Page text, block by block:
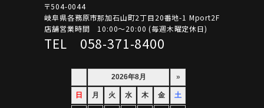
〒504-0044
岐阜県各務原市那加石山町2丁目20番地-1 Mport2F
店舗営業時間 10:00～20:00 (毎週木曜定休日)
TEL 058-371-8400